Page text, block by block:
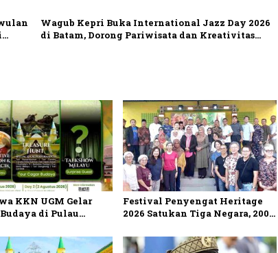
Wagub Kepri Buka International Jazz Day 2026
di Batam, Dorong Pariwisata dan Kreativitas
KKN UGM Gelar
di Pulau
Dorong Wisata
Festival Penyengat Heritage
2026 Satukan Tiga Negara, 200
Maritim Kepri